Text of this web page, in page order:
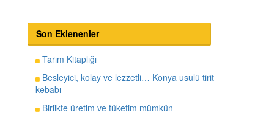
Son Eklenenler
Tarım Kitaplığı
Besleyici, kolay ve lezzetli… Konya usulü tirit
kebabı
Birlikte üretim ve tüketim mümkün